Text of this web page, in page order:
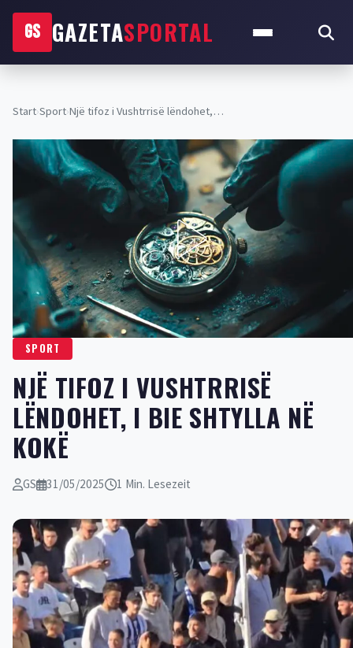
GS GAZETASPORTAL
Start›Sport›Një tifoz i Vushtrrisë lëndohet,…
SPORT
NJË TIFOZ I VUSHTRRISË
LËNDOHET, I BIE SHTYLLA NË
KOKË
GS 31/05/2025 1 Min. Lesezeit